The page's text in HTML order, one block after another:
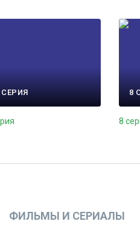
СЕРИЯ 8
8
ФИЛЬМЫ И СЕРИАЛЫ